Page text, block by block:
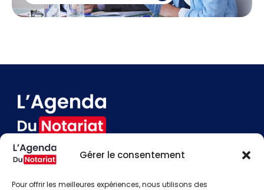
Gérer le consentement
Pour offrir les meilleures expériences, nous utilisons des
Contact